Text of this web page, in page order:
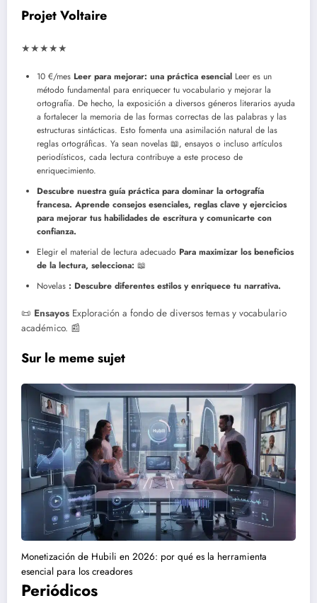
Projet Voltaire
★★★★★
10 €/mes Leer para mejorar: una práctica esencial Leer es un
método fundamental para enriquecer tu vocabulario y mejorar la
ortografía. De hecho, la exposición a diversos géneros literarios ayuda
a fortalecer la memoria de las formas correctas de las palabras y las
estructuras sintácticas. Esto fomenta una asimilación natural de las
reglas ortográficas. Ya sean novelas 📖, ensayos o incluso artículos
periodísticos, cada lectura contribuye a este proceso de
enriquecimiento.
Descubre nuestra guía práctica para dominar la ortografía
francesa. Aprende consejos esenciales, reglas clave y ejercicios
para mejorar tus habilidades de escritura y comunicarte con
confianza.
Elegir el material de lectura adecuado Para maximizar los beneficios
de la lectura, selecciona: 📖
Novelas : Descubre diferentes estilos y enriquece tu narrativa.
📜 Ensayos Exploración a fondo de diversos temas y vocabulario
académico. 📰
Sur le meme sujet
Monetización de Hubili en 2026: por qué es la herramienta
esencial para los creadores
Periódicos